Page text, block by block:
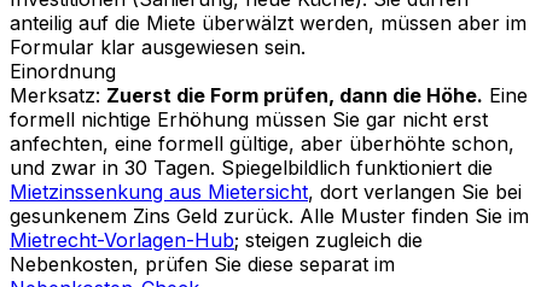
anteilig auf die Miete überwälzt werden, müssen aber im
Formular klar ausgewiesen sein.
Einordnung
Merksatz: Zuerst die Form prüfen, dann die Höhe. Eine
formell nichtige Erhöhung müssen Sie gar nicht erst
anfechten, eine formell gültige, aber überhöhte schon,
und zwar in 30 Tagen. Spiegelbildlich funktioniert die
Mietzinssenkung aus Mietersicht, dort verlangen Sie bei
gesunkenem Zins Geld zurück. Alle Muster finden Sie im
Mietrecht-Vorlagen-Hub; steigen zugleich die
Nebenkosten, prüfen Sie diese separat im